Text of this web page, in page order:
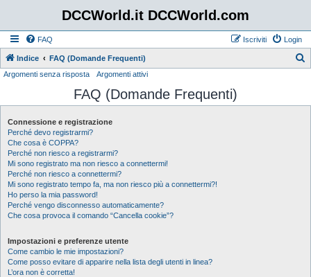
DCCWorld.it DCCWorld.com
FAQ Login
Iscriviti
Indice FAQ (Domande Frequenti)
c
Argomenti senza risposta Argomenti attivi
FAQ (Domande Frequenti)
Connessione e registrazione
Perché devo registrarmi?
Che cosa è COPPA?
Perché non riesco a registrarmi?
Mi sono registrato ma non riesco a connettermi!
Perché non riesco a connettermi?
Mi sono registrato tempo fa, ma non riesco più a connettermi?!
Ho perso la mia password!
Perché vengo disconnesso automaticamente?
Che cosa provoca il comando “Cancella cookie”?
Impostazioni e preferenze utente
Come cambio le mie impostazioni?
Come posso evitare di apparire nella lista degli utenti in linea?
L’ora non è corretta!